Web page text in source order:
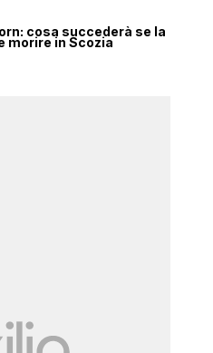
cosa succederà se la
morire in Scozia